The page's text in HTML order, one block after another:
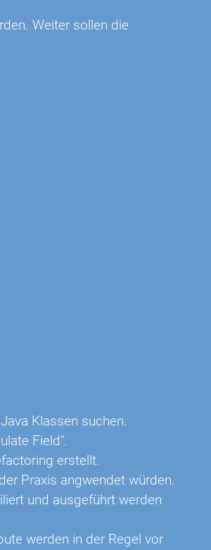
Weiter sollen die
Klassen suchen.
Field".
erstellt.
Praxis angwendet würden.
und ausgeführt werden
werden in der Regel vor